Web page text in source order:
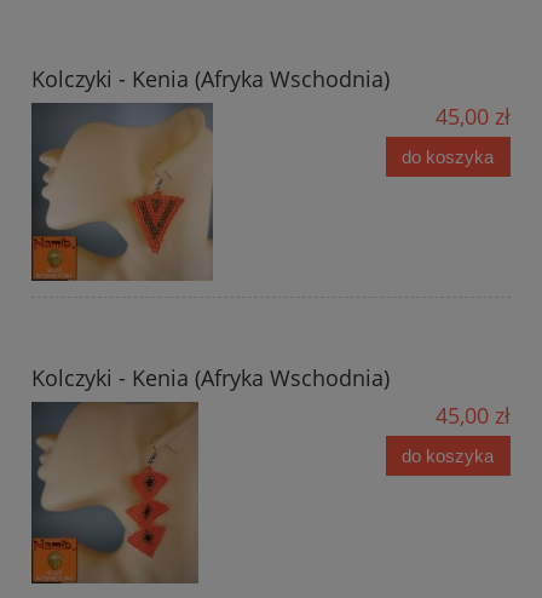
Kolczyki - Kenia (Afryka Wschodnia)
45,00 zł
do koszyka
Kolczyki - Kenia (Afryka Wschodnia)
45,00 zł
do koszyka